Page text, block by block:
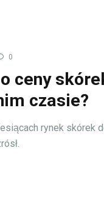
0
ceny
czasie?
rynek skórek